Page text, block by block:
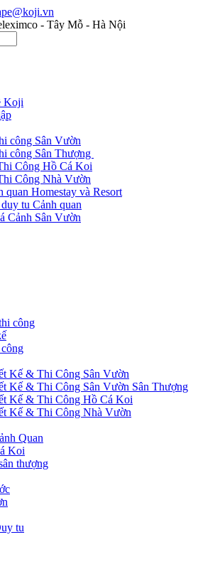
- Tây Mỗ - Hà Nội
Koji
công Sân Vườn
công Sân Thượng
Công Hồ Cá Koi
Công Nhà Vườn
quan Homestay và Resort
tu Cảnh quan
Cảnh Sân Vườn
công
Kế & Thi Công Sân Vườn
Kế & Thi Công Sân Vườn Sân Thượng
Kế & Thi Công Hồ Cá Koi
Kế & Thi Công Nhà Vườn
Quan
Koi
thượng
tu